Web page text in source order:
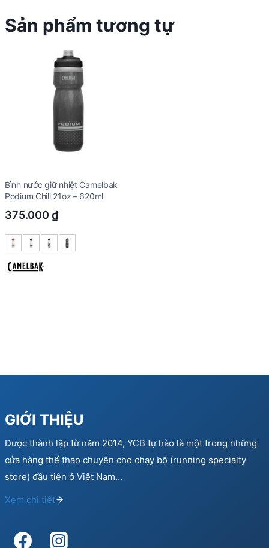
Sản phẩm tương tự
Bình nước giữ nhiệt Camelbak
Podium Chill 21oz – 620ml
375.000 ₫
GIỚI THIỆU
Được thành lập từ năm 2014, YCB tự hào là một trong những
cửa hàng thể thao chuyên cho chạy bộ (running specialty
store) đầu tiên ở Việt Nam…
Xem chi tiết